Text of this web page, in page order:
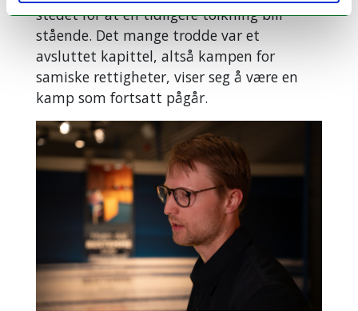
stedet for at en tidligere tolkning blir
stående. Det mange trodde var et
avsluttet kapittel, altså kampen for
samiske rettigheter, viser seg å være en
kamp som fortsatt pågår.